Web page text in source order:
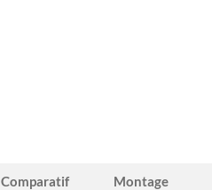
Comparatif Montage